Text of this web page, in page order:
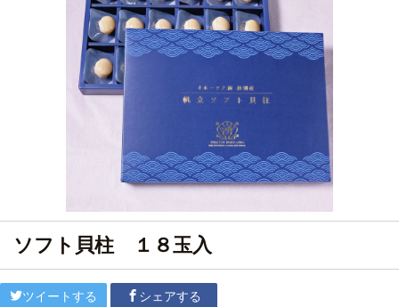
ソフト貝柱 １８玉入
ツイートする シェアする